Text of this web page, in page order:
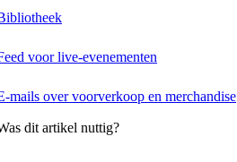
voor live-evenementen
mails over voorverkoop en merchandise
dit artikel nuttig?